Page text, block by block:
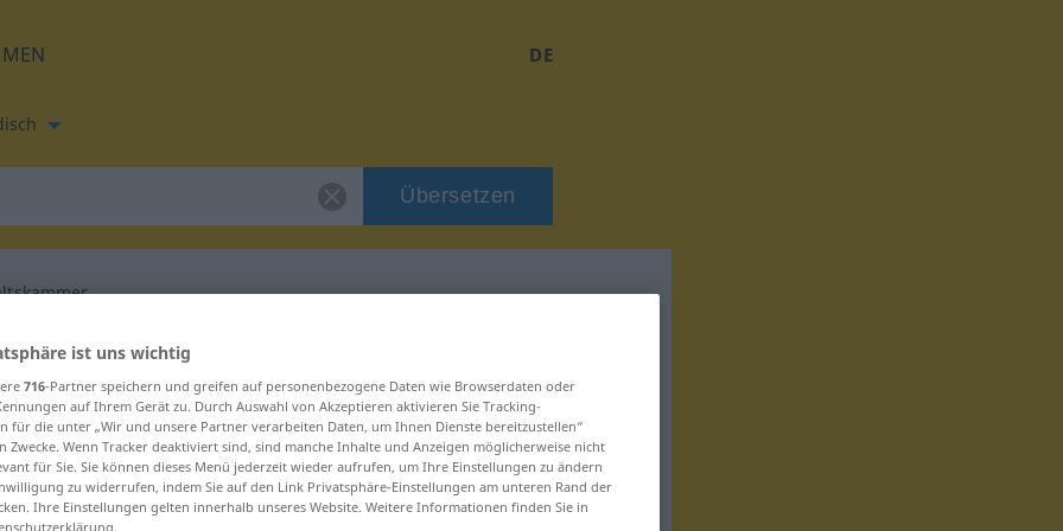
DE
Übersetzen
für "Anwaltskammer"
Übersetzung
weiblich
ist uns wichtig
716-Partner speichern und greifen auf personenbezogene Daten wie Browserdaten oder
auf Ihrem Gerät zu. Durch Auswahl von Akzeptieren aktivieren Sie Tracking-
für die unter „Wir und unsere Partner verarbeiten Daten, um Ihnen Dienste bereitzustellen“
Zwecke. Wenn Tracker deaktiviert sind, sind manche Inhalte und Anzeigen möglicherweise nicht
für Sie. Sie können dieses Menü jederzeit wieder aufrufen, um Ihre Einstellungen zu ändern
zu widerrufen, indem Sie auf den Link Privatsphäre-Einstellungen am unteren Rand der
Ihre Einstellungen gelten innerhalb unseres Website. Weitere Informationen finden Sie in